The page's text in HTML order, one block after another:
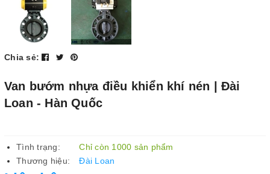
Chia sẻ:
Van bướm nhựa điều khiển khí nén | Đài
Loan - Hàn Quốc
Tình trạng:
Chỉ còn 1000 sản phẩm
Thương hiệu:
Đài Loan